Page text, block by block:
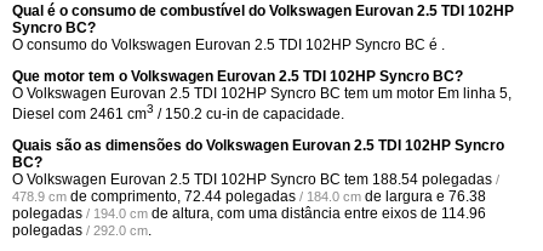
Qual é o consumo de combustível do Volkswagen Eurovan 2.5 TDI 102HP
Syncro BC?
O consumo do Volkswagen Eurovan 2.5 TDI 102HP Syncro BC é .
Que motor tem o Volkswagen Eurovan 2.5 TDI 102HP Syncro BC?
O Volkswagen Eurovan 2.5 TDI 102HP Syncro BC tem um motor Em linha 5,
Diesel com 2461 cm3 / 150.2 cu-in de capacidade.
Quais são as dimensões do Volkswagen Eurovan 2.5 TDI 102HP Syncro
BC?
O Volkswagen Eurovan 2.5 TDI 102HP Syncro BC tem 188.54 polegadas /
478.9 cm de comprimento, 72.44 polegadas / 184.0 cm de largura e 76.38
polegadas / 194.0 cm de altura, com uma distância entre eixos de 114.96
polegadas / 292.0 cm